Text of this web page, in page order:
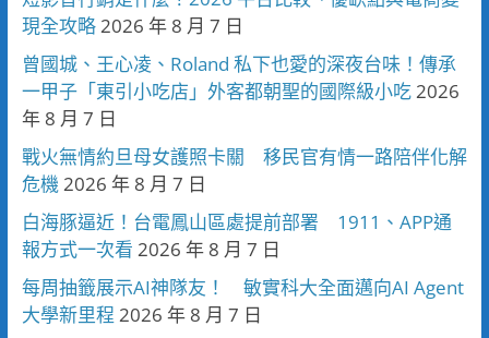
現全攻略 2026 年 8 月 7 日
曾國城、王心凌、Roland 私下也愛的深夜台味！傳承
一甲子「東引小吃店」外客都朝聖的國際級小吃 2026
年 8 月 7 日
戰火無情約旦母女護照卡關 移民官有情一路陪伴化解
危機 2026 年 8 月 7 日
白海豚逼近！台電鳳山區處提前部署 1911、APP通
報方式一次看 2026 年 8 月 7 日
每周抽籤展示AI神隊友！ 敏實科大全面邁向AI Agent
大學新里程 2026 年 8 月 7 日